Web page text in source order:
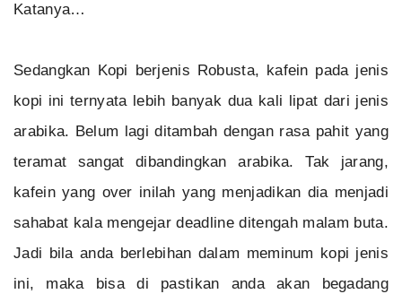
Katanya…
Sedangkan Kopi berjenis Robusta, kafein pada jenis
kopi ini ternyata lebih banyak dua kali lipat dari jenis
arabika. Belum lagi ditambah dengan rasa pahit yang
teramat sangat dibandingkan arabika. Tak jarang,
kafein yang over inilah yang menjadikan dia menjadi
sahabat kala mengejar deadline ditengah malam buta.
Jadi bila anda berlebihan dalam meminum kopi jenis
ini, maka bisa di pastikan anda akan begadang